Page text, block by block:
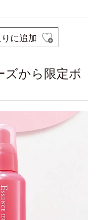
に追加
ズから限定ボ